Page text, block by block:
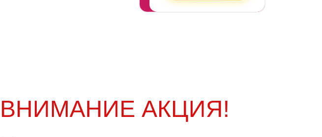
ВНИМАНИЕ АКЦИЯ!